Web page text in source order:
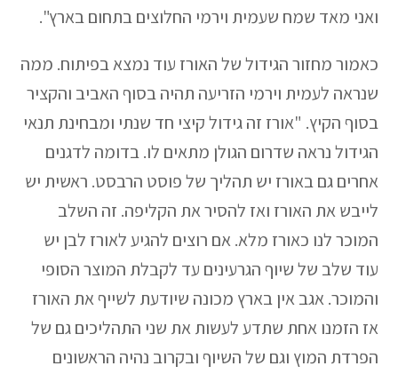
ואני מאד שמח שעמית וירמי החלוצים בתחום בארץ".
כאמור מחזור הגידול של האורז עוד נמצא בפיתוח. ממה
שנראה לעמית וירמי הזריעה תהיה בסוף האביב והקציר
בסוף הקיץ. "אורז זה גידול קיצי חד שנתי ומבחינת תנאי
הגידול נראה שדרום הגולן מתאים לו. בדומה לדגנים
אחרים גם באורז יש תהליך של פוסט הרבסט. ראשית יש
לייבש את האורז ואז להסיר את הקליפה. זה השלב
המוכר לנו כאורז מלא. אם רוצים להגיע לאורז לבן יש
עוד שלב של שיוף הגרעינים עד לקבלת המוצר הסופי
והמוכר. אגב אין בארץ מכונה שיודעת לשייף את האורז
אז הזמנו אחת שתדע לעשות את שני התהליכים גם של
הפרדת המוץ וגם של השיוף ובקרוב נהיה הראשונים